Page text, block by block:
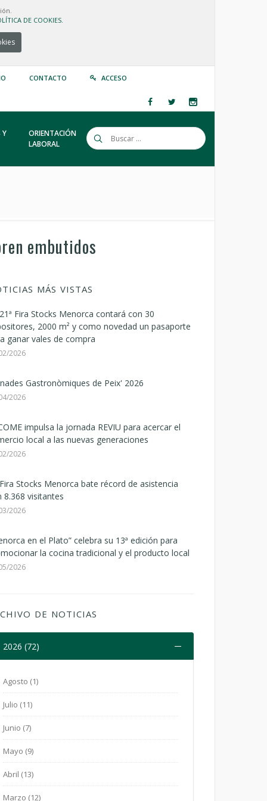
DE COOKIES.
CONTACTO ACCESO
Y
ORIENTACIÓN
LABORAL
embutidos
MÁS VISTAS
Fira Stocks Menorca contará con 30
2000 m² y como novedad un pasaporte
ganar vales de compra
2026
Gastronòmiques de Peix' 2026
2026
impulsa la jornada REVIU para acercar el
local a las nuevas generaciones
2026
Stocks Menorca bate récord de asistencia
8.368 visitantes
2026
en el Plato” celebra su 13ª edición para
la cocina tradicional y el producto local
2026
DE NOTICIAS
2026 (72)
Agosto (1)
Julio (11)
Junio (7)
Mayo (9)
Abril (13)
Marzo (12)